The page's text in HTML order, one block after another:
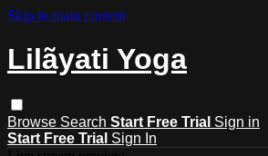
Skip to main content
Lilãyati Yoga
Browse Search Start Free Trial Sign in
Start Free Trial Sign In